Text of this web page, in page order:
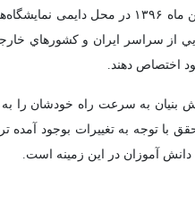
دوازدهمین دوره مسابقات سالانه بین المللی ربوکاپ آزاد
از سراسر ايران و كشورهاي
اختصاص دهند.
به سرعت راه خودشان را به
با توجه به تغییرات بوجود
آموزان در این زمینه است.